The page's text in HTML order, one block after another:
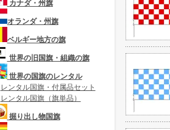
カナダ・州旗
オランダ・州旗
ベルギー地方の旗
世界の旧国旗・組織の旗
世界の国旗のレンタル
レンタル国旗・付属品セット
レンタル国旗（旗単品）
掘り出し物国旗